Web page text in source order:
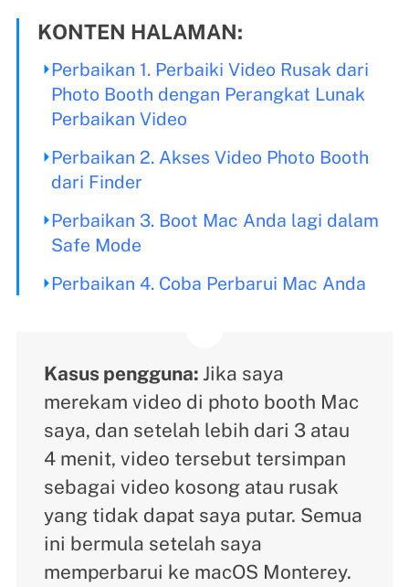
KONTEN HALAMAN:
Perbaikan 1. Perbaiki Video Rusak dari
Photo Booth dengan Perangkat Lunak
Perbaikan Video
Perbaikan 2. Akses Video Photo Booth
dari Finder
Perbaikan 3. Boot Mac Anda lagi dalam
Safe Mode
Perbaikan 4. Coba Perbarui Mac Anda
Kasus pengguna: Jika saya
merekam video di photo booth Mac
saya, dan setelah lebih dari 3 atau
4 menit, video tersebut tersimpan
sebagai video kosong atau rusak
yang tidak dapat saya putar. Semua
ini bermula setelah saya
memperbarui ke macOS Monterey.